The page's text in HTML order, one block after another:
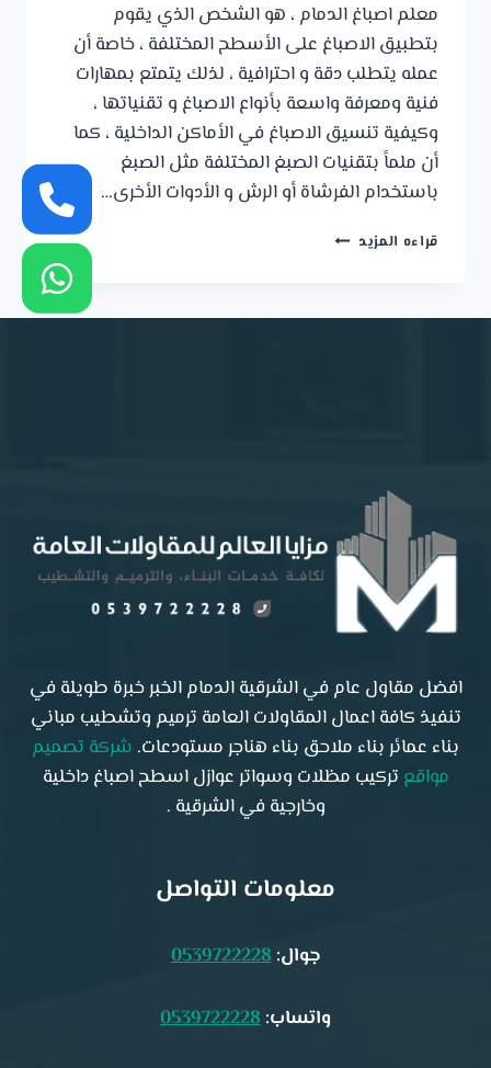
معلم اصباغ الدمام ، هو الشخص الذي يقوم
بتطبيق الاصباغ على الأسطح المختلفة ، خاصة أن
عمله يتطلب دقة و احترافية ، لذلك يتمتع بمهارات
فنية ومعرفة واسعة بأنواع الاصباغ و تقنياتها ،
وكيفية تنسيق الاصباغ في الأماكن الداخلية ، كما
أن ملماً بتقنيات الصبغ المختلفة مثل الصبغ
باستخدام الفرشاة أو الرش و الأدوات الأخرى…
قراءه المزيد معلم
افضل مقاول عام في الشرقية الدمام الخبر خبرة طويلة في
تنفيذ كافة اعمال المقاولات العامة ترميم وتشطيب مباني
بناء عمائر بناء ملاحق بناء هناجر مستودعات. شركة تصميم
مواقع تركيب مظلات وسواتر عوازل اسطح اصباغ داخلية
وخارجية في الشرقية .
معلومات التواصل
جوال:0539722228
واتساب:0539722228